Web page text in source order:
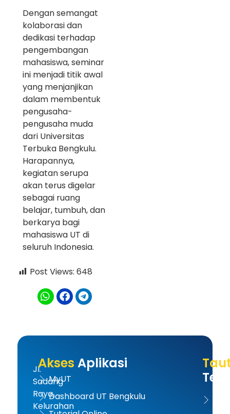
Dengan semangat
kolaborasi dan
dedikasi terhadap
pengembangan
mahasiswa, seminar
ini menjadi titik awal
yang menjanjikan
dalam membentuk
pengusaha-
pengusaha muda
dari Universitas
Terbuka Bengkulu.
Harapannya,
kegiatan serupa
akan terus digelar
sebagai ruang
belajar, tumbuh, dan
berkarya bagi
mahasiswa UT di
seluruh Indonesia.
Post Views: 648
Jl.
Sadang
Raya,
Kelurahan
Akses Aplikasi
MyUT
Dashboard UT Bengkulu